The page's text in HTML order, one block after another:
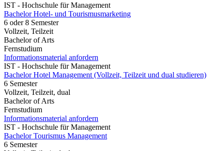
IST - Hochschule für Management
Bachelor Hotel- und Tourismusmarketing
6 oder 8 Semester
Vollzeit, Teilzeit
Bachelor of Arts
Fernstudium
Informationsmaterial anfordern
IST - Hochschule für Management
Bachelor Hotel Management (Vollzeit, Teilzeit und dual studieren)
6 Semester
Vollzeit, Teilzeit, dual
Bachelor of Arts
Fernstudium
Informationsmaterial anfordern
IST - Hochschule für Management
Bachelor Tourismus Management
6 Semester